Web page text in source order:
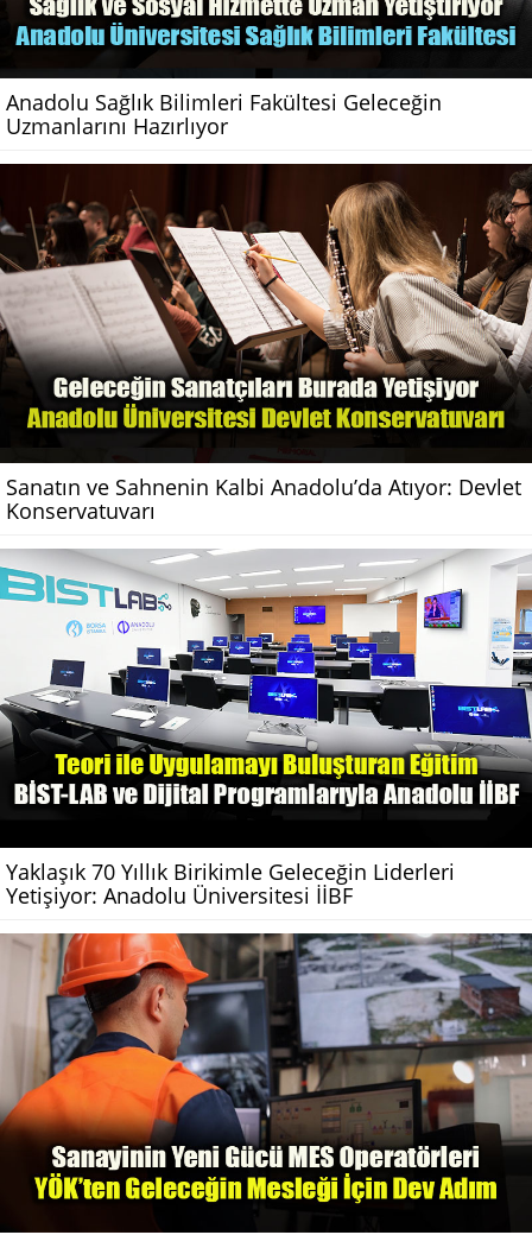
Anadolu Sağlık Bilimleri Fakültesi Geleceğin
Uzmanlarını Hazırlıyor
Sanatın ve Sahnenin Kalbi Anadolu’da Atıyor: Devlet
Konservatuvarı
Yaklaşık 70 Yıllık Birikimle Geleceğin Liderleri
Yetişiyor: Anadolu Üniversitesi İİBF